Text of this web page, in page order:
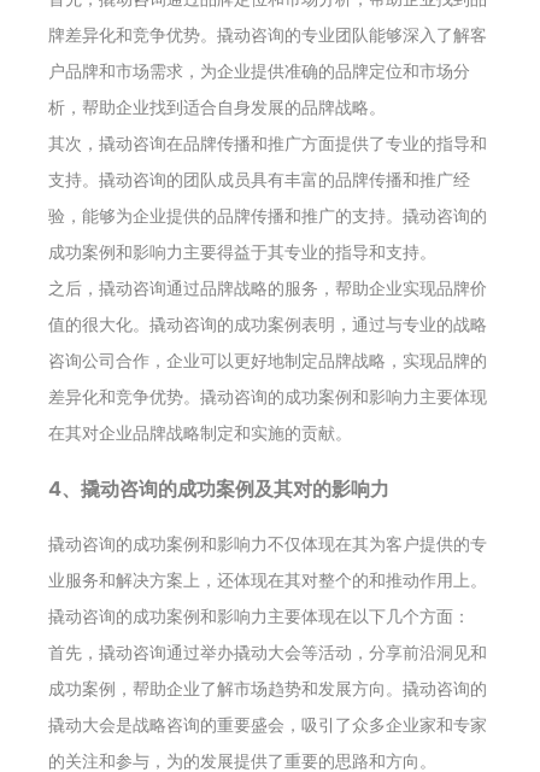
牌差异化和竞争优势。撬动咨询的专业团队能够深入了解客
户品牌和市场需求，为企业提供准确的品牌定位和市场分
析，帮助企业找到适合自身发展的品牌战略。
其次，撬动咨询在品牌传播和推广方面提供了专业的指导和
支持。撬动咨询的团队成员具有丰富的品牌传播和推广经
验，能够为企业提供的品牌传播和推广的支持。撬动咨询的
成功案例和影响力主要得益于其专业的指导和支持。
之后，撬动咨询通过品牌战略的服务，帮助企业实现品牌价
值的很大化。撬动咨询的成功案例表明，通过与专业的战略
咨询公司合作，企业可以更好地制定品牌战略，实现品牌的
差异化和竞争优势。撬动咨询的成功案例和影响力主要体现
在其对企业品牌战略制定和实施的贡献。
4、撬动咨询的成功案例及其对的影响力
撬动咨询的成功案例和影响力不仅体现在其为客户提供的专
业服务和解决方案上，还体现在其对整个的和推动作用上。
撬动咨询的成功案例和影响力主要体现在以下几个方面：
首先，撬动咨询通过举办撬动大会等活动，分享前沿洞见和
成功案例，帮助企业了解市场趋势和发展方向。撬动咨询的
撬动大会是战略咨询的重要盛会，吸引了众多企业家和专家
的关注和参与，为的发展提供了重要的思路和方向。